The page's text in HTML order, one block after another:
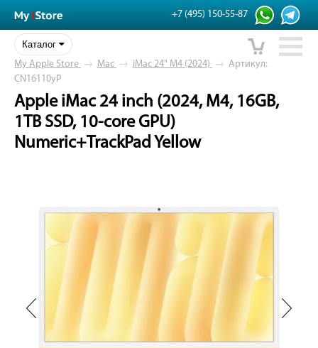
+7 (495) 150-55-87
Каталог
My Apple Store → Mac → iMac 24" M4 (2024) → Артикул:
CN16110yP
Apple iMac 24 inch (2024, M4, 16GB,
1TB SSD, 10-core GPU)
Numeric+TrackPad Yellow